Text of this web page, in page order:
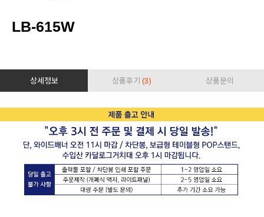
LB-615W
상세정보 상품후기 (3) 상품문의